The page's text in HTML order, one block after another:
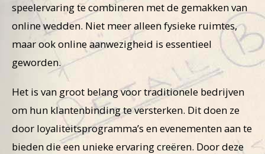
speelervaring te combineren met de gemakken van
online wedden. Niet meer alleen fysieke ruimtes,
maar ook online aanwezigheid is essentieel
geworden.
Het is van groot belang voor traditionele bedrijven
om hun klantenbinding te versterken. Dit doen ze
door loyaliteitsprogramma’s en evenementen aan te
bieden die een unieke ervaring creëren. Door deze